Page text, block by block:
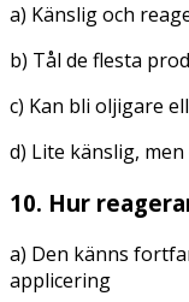
a) Känslig och
b) Tål de flesta
c) Kan bli oljigare
d) Lite känslig,
10. Hur
a) Den känns
applicering